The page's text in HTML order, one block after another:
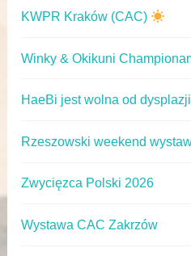
KWPR Kraków (CAC)
Winky & Okikuni
HaeBi jest wolna od
Rzeszowski weekend
Zwycięzca Polski 2026
Wystawa CAC Zakrzów